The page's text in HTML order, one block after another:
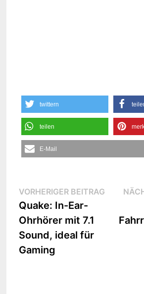
twittern
teilen
E-Mail
Beitrags-
Navigation
VORHERIGER BEITRAG
Quake: In-Ear-
Ohrhörer mit 7.1
Sound, ideal für
Gaming